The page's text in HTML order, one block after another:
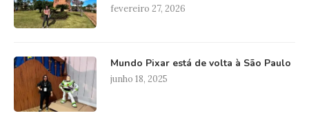
fevereiro 27, 2026
Mundo Pixar está de volta à São Paulo
junho 18, 2025